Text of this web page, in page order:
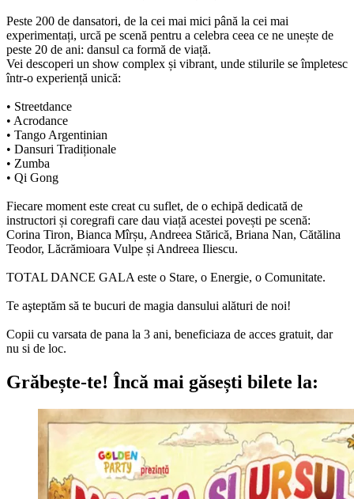
Peste 200 de dansatori, de la cei mai mici până la cei mai
experimentați, urcă pe scenă pentru a celebra ceea ce ne unește de
peste 20 de ani: dansul ca formă de viață.
Vei descoperi un show complex și vibrant, unde stilurile se împletesc
într-o experiență unică:
• Streetdance
• Acrodance
• Tango Argentinian
• Dansuri Tradiționale
• Zumba
• Qi Gong
Fiecare moment este creat cu suflet, de o echipă dedicată de
instructori și coregrafi care dau viață acestei povești pe scenă:
Corina Tiron, Bianca Mîrșu, Andreea Stărică, Briana Nan, Cătălina
Teodor, Lăcrămioara Vulpe și Andreea Iliescu.
TOTAL DANCE GALA este o Stare, o Energie, o Comunitate.
Te aşteptăm să te bucuri de magia dansului alături de noi!
Copii cu varsata de pana la 3 ani, beneficiaza de acces gratuit, dar
nu si de loc.
Grăbește-te! Încă mai găsești bilete la: